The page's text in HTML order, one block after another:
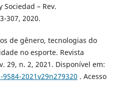
– Rev.
307, 2020.
de gênero, tecnologias do
no esporte. Revista
29, n. 2, 2021. Disponível em:
2021v29n279320 . Acesso